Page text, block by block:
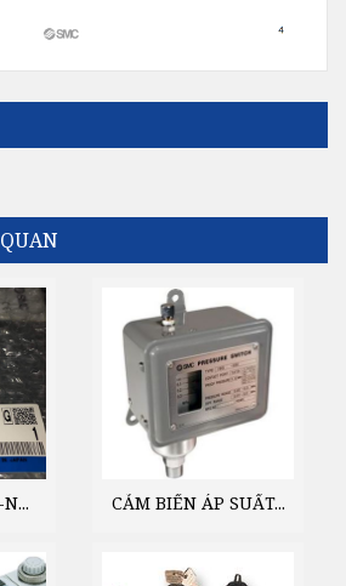
CẢM BIẾN ÁP SUẤT...